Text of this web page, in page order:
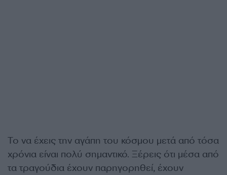
Το να έχεις την αγάπη του κόσμου μετά από τόσα
χρόνια είναι πολύ σημαντικό. Ξέρεις ότι μέσα από
τα τραγούδια έχουν παρηγορηθεί, έχουν